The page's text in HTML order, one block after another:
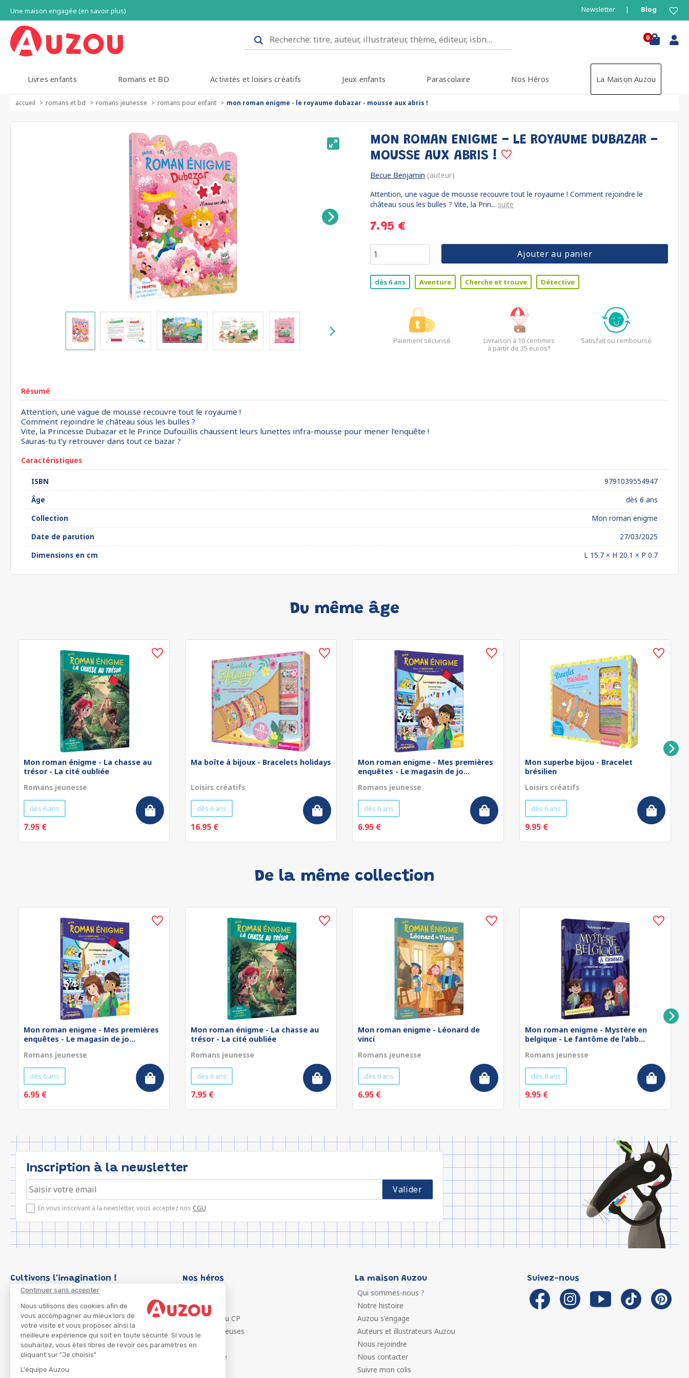
Continuer sans accepter
Nous utilisons des cookies afin de
vous accompagner au mieux lors de
votre visite et vous proposer ainsi la
meilleure expérience qui soit en toute sécurité. Si vous le
souhaitez, vous êtes libres de revoir ces paramètres en
cliquant sur "Je choisis"
L'équipe Auzou
Une maison engagée (en savoir plus) Newsletter Blog
0
Livres enfants Romans et BD Activités et loisirs créatifs Jeux enfants Parascolaire Nos Héros La Maison Auzou
accueil romans et bd romans jeunesse romans pour enfant mon roman enigme - le royaume dubazar - mousse aux abris !
MON ROMAN ENIGME - LE ROYAUME DUBAZAR -
MOUSSE AUX ABRIS !
Becue Benjamin (auteur)
Attention, une vague de mousse recouvre tout le royaume ! Comment rejoindre le
château sous les bulles ? Vite, la Prin... suite
7.95 €
Ajouter au panier
dès 6 ans Aventure Cherche et trouve Détective
Paiement sécurisé
Livraison à 10 centimes
à partir de 35 euros*
Satisfait ou remboursé
Résumé
Attention, une vague de mousse recouvre tout le royaume !
Comment rejoindre le château sous les bulles ?
Vite, la Princesse Dubazar et le Prince Dufouillis chaussent leurs lunettes infra-mousse pour mener l’enquête !
Sauras-tu t’y retrouver dans tout ce bazar ?
Caractéristiques
ISBN
9791039554947
Âge
dès 6 ans
Collection
Mon roman enigme
Date de parution
27/03/2025
Dimensions en cm
L 15.7 × H 20.1 × P 0.7
Du même âge
Mon roman énigme - La chasse au
trésor - La cité oubliée
Romans jeunesse
dès 6 ans
7.95 €
Ma boîte à bijoux - Bracelets holidays
Loisirs créatifs
dès 6 ans
16.95 €
Mon roman enigme - Mes premières
enquêtes - Le magasin de jo...
Romans jeunesse
dès 6 ans
6.95 €
Mon superbe bijou - Bracelet
brésilien
Loisirs créatifs
dès 6 ans
9.95 €
De la même collection
Mon roman enigme - Mes premières
enquêtes - Le magasin de jo...
Romans jeunesse
dès 6 ans
6.95 €
Mon roman énigme - La chasse au
trésor - La cité oubliée
Romans jeunesse
dès 6 ans
7.95 €
Mon roman enigme - Léonard de
vinci
Romans jeunesse
dès 6 ans
6.95 €
Mon roman enigme - Mystère en
belgique - Le fantôme de l'abb...
Romans jeunesse
dès 8 ans
9.95 €
Inscription à la newsletter
En vous inscrivant à la newsletter, vous acceptez nos CGU.
Cultivons l'imagination ! Nos héros
P'tit Loup
Les Héros du CP
Les Influenceuses
Migali
Petite Taupe
La maison Auzou
Qui sommes-nous ?
Notre histoire
Auzou s'engage
Auteurs et illustrateurs Auzou
Nous rejoindre
Nous contacter
Suivre mon colis
Suivez-nous